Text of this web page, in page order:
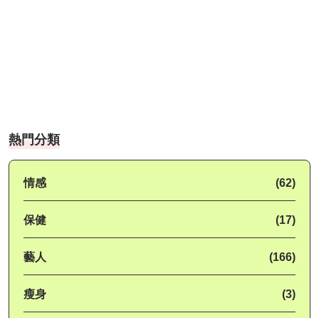
熱門分類
情感 (62)
保健 (17)
藝人 (166)
瘦身 (3)